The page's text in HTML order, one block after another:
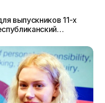
выпускников 11-х